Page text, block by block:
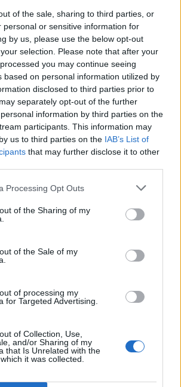
of the sale, sharing to third parties, or
personal or sensitive information for
by us, please use the below opt-out
selection. Please note that after your
you may continue seeing
based on personal information utilized by
disclosed to third parties prior to
separately opt-out of the further
information by third parties on the
participants. This information may
us to third parties on the IAB’s List of
that may further disclose it to other
Processing Opt Outs
of the Sharing of my
of the Sale of my
of processing my
for Targeted Advertising.
of Collection, Use,
and/or Sharing of my
that Is Unrelated with the
it was collected.
Ver perfil
Ver perfil
...
para Ver las Estrellas:
y Space Rock 🎸✨
astronomía. 🪐🎸 Desconecta, mira
y siente la gravedad cero. 💾 ¡Guarda
para tu próxima noche estrellada!